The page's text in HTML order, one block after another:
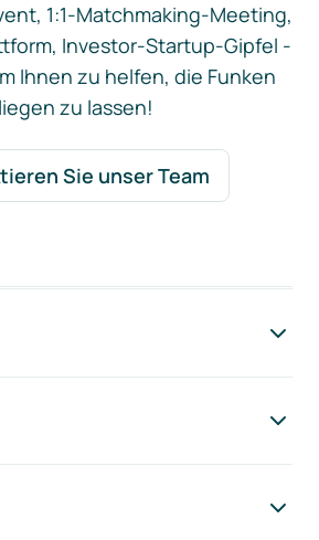
1:1-Matchmaking-Meeting,
Investor-Startup-Gipfel -
Ihnen zu helfen, die Funken
zu lassen!
Sie unser Team